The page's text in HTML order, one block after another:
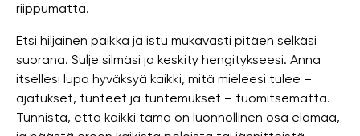
riippumatta.
Etsi hiljainen paikka ja istu mukavasti pitäen selkäsi
suorana. Sulje silmäsi ja keskity hengitykseesi. Anna
itsellesi lupa hyväksyä kaikki, mitä mieleesi tulee –
ajatukset, tunteet ja tuntemukset – tuomitsematta.
Tunnista, että kaikki tämä on luonnollinen osa elämää,